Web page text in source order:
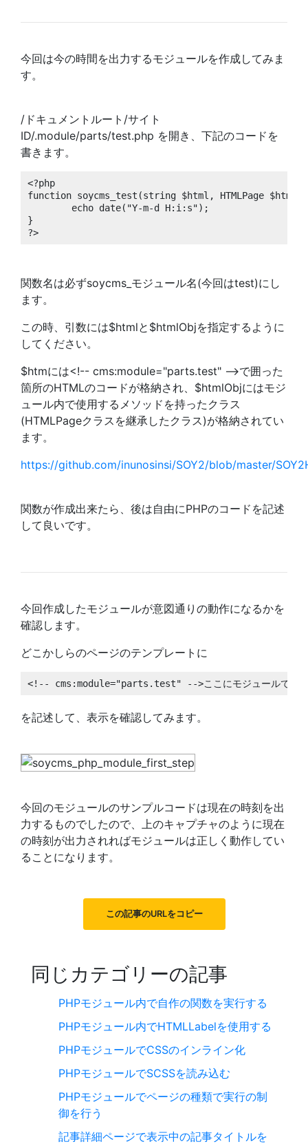
今回は今の時間を出力するモジュールを作成してみま
す。
/ドキュメントルート/サイト
ID/.module/parts/test.php を開き、下記のコードを
書きます。
<?php
function soycms_test(string $html, HTMLPage
}
?>
関数名は必ずsoycms_モジュール名(今回はtest)にし
ます。
この時、引数には$htmlと$htmlObjを指定するように
してください。
$htmには<!-- cms:module="parts.test" -->で囲った
箇所のHTMLのコードが格納され、$htmlObjにはモジ
ュール内で使用するメソッドを持ったクラス
(HTMLPageクラスを継承したクラス)が格納されてい
ます。
https://github.com/inunosinsi/SOY2/blob/master/
関数が作成出来たら、後は自由にPHPのコードを記述
して良いです。
今回作成したモジュールが意図通りの動作になるかを
確認します。
どこかしらのページのテンプレートに
<!-- cms:module="parts.test" -->ここにモジュールで
を記述して、表示を確認してみます。
今回のモジュールのサンプルコードは現在の時刻を出
力するものでしたので、上のキャプチャのように現在
の時刻が出力されればモジュールは正しく動作してい
ることになります。
この記事のURLをコピー
同じカテゴリーの記事
PHPモジュール内で自作の関数を実行する
PHPモジュール内でHTMLLabelを使用する
PHPモジュールでCSSのインライン化
PHPモジュールでSCSSを読み込む
PHPモジュールでページの種類で実行の制
御を行う
記事詳細ページで表示中の記事タイトルを